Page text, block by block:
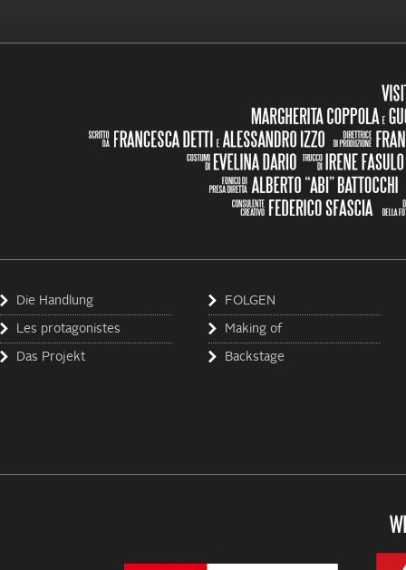
Die Handlung
Les protagonistes
Das Projekt
FOLGEN
Making of
Backstage